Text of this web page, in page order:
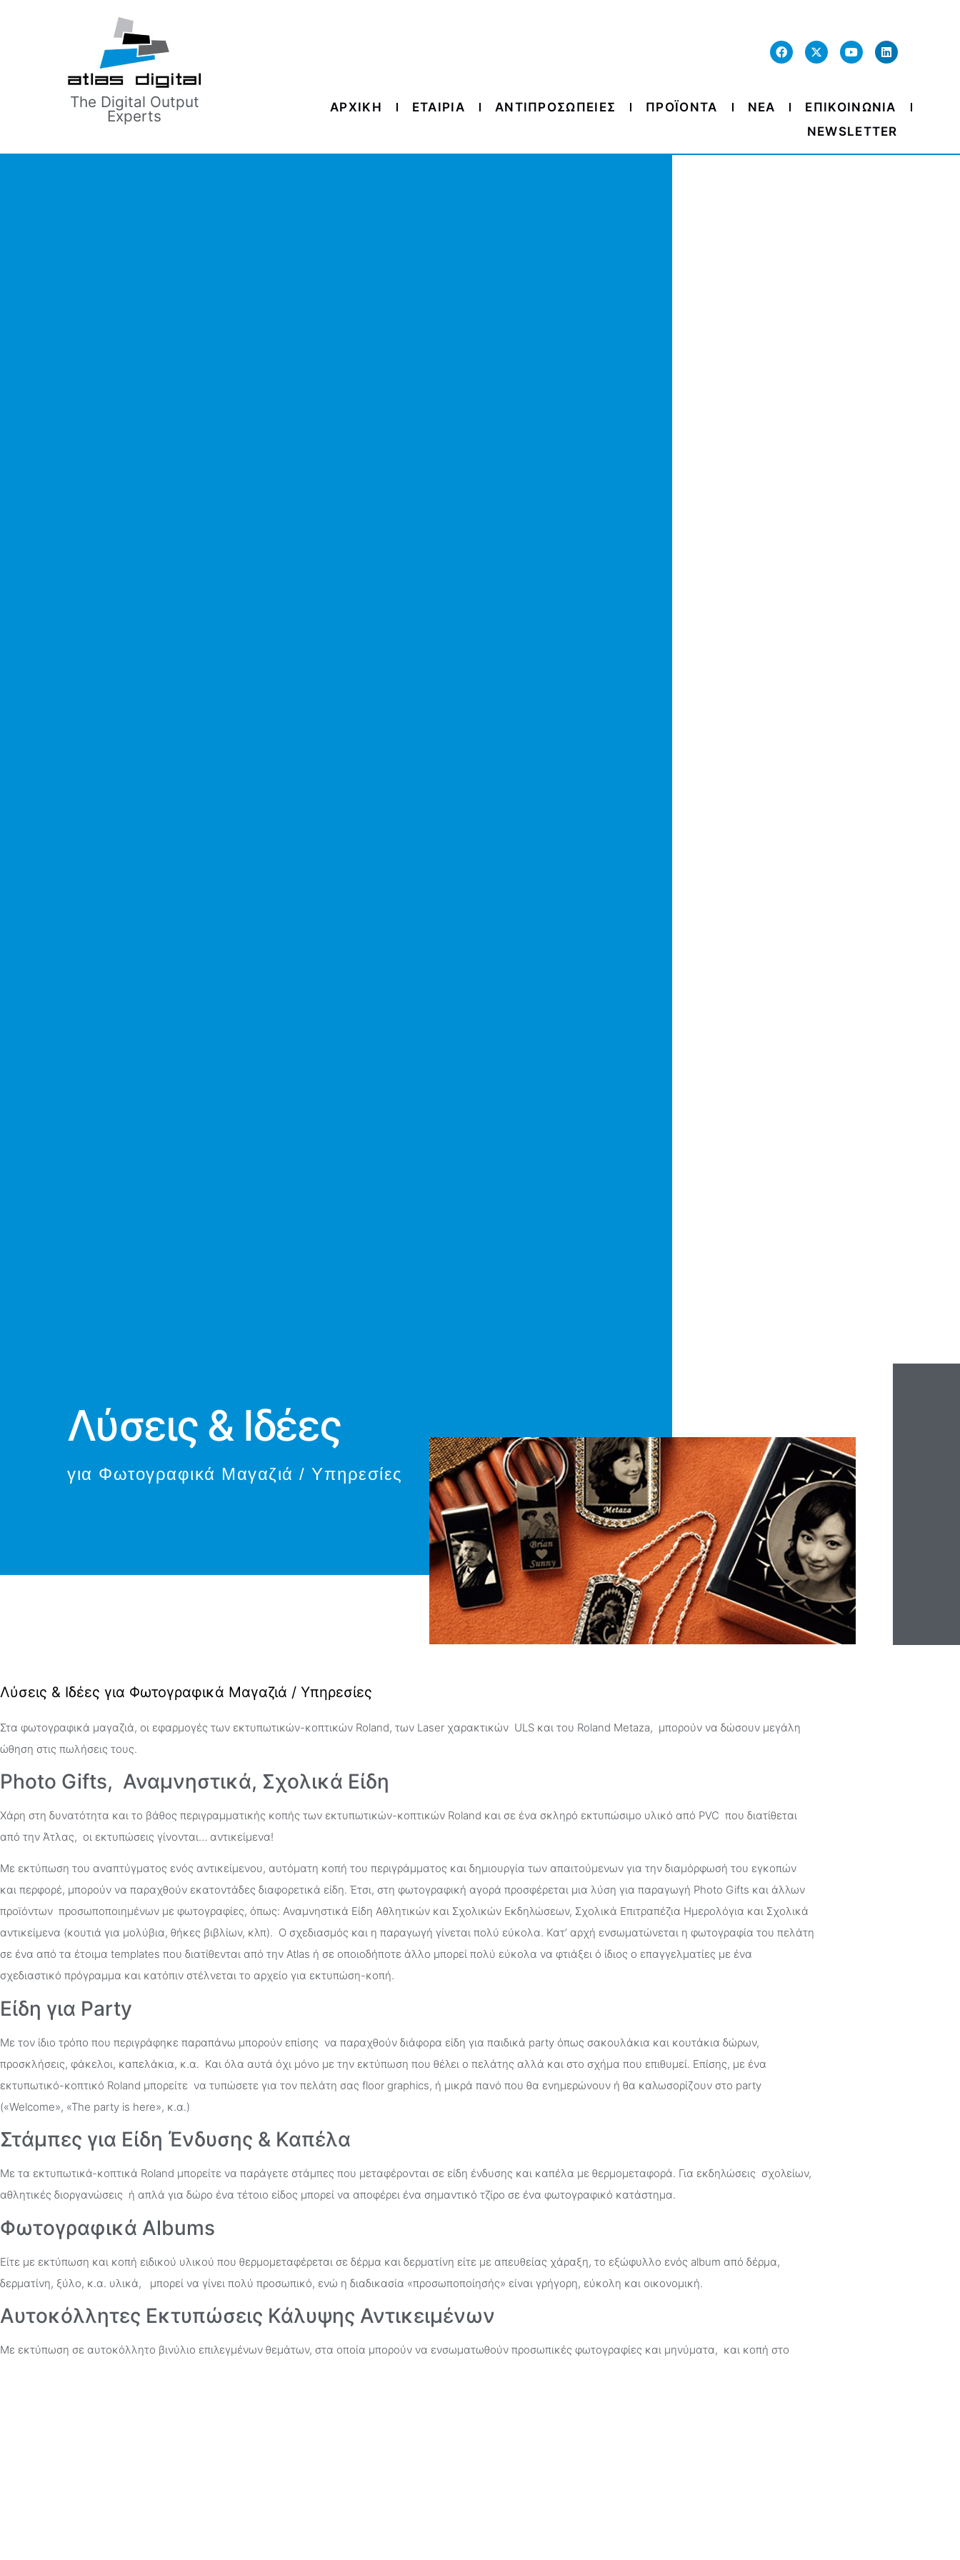
The Digital Output
Experts
ΑΡΧΙΚΗ ΕΤΑΙΡΙΑ ΑΝΤΙΠΡΟΣΩΠΕΙΕΣ ΠΡΟΪΟΝΤΑ ΝΕΑ
ΕΠΙΚΟΙΝΩΝΙΑ
NEWSLETTER
Λύσεις & Ιδέες
για Φωτογραφικά Μαγαζιά / Υπηρεσίες
Λύσεις & Ιδέες για Φωτογραφικά Μαγαζιά / Υπηρεσίες
Στα φωτογραφικά μαγαζιά, οι εφαρμογές των εκτυπωτικών-κοπτικών Roland, των Laser χαρακτικών ULS και του Roland Metaza, μπορούν να δώσουν μεγάλη
ώθηση στις πωλήσεις τους.
Photo Gifts, Αναμνηστικά, Σχολικά Είδη
Χάρη στη δυνατότητα και το βάθος περιγραμματικής κοπής των εκτυπωτικών-κοπτικών Roland και σε ένα σκληρό εκτυπώσιμο υλικό από PVC που διατίθεται
από την Άτλας, οι εκτυπώσεις γίνονται… αντικείμενα!
Με εκτύπωση του αναπτύγματος ενός αντικείμενου, αυτόματη κοπή του περιγράμματος και δημιουργία των απαιτούμενων για την διαμόρφωσή του εγκοπών
και περφορέ, μπορούν να παραχθούν εκατοντάδες διαφορετικά είδη. Έτσι, στη φωτογραφική αγορά προσφέρεται μια λύση για παραγωγή Photo Gifts και άλλων
προϊόντων προσωποποιημένων με φωτογραφίες, όπως: Αναμνηστικά Είδη Αθλητικών και Σχολικών Εκδηλώσεων, Σχολικά Επιτραπέζια Ημερολόγια και Σχολικά
αντικείμενα (κουτιά για μολύβια, θήκες βιβλίων, κλπ). Ο σχεδιασμός και η παραγωγή γίνεται πολύ εύκολα. Κατ’ αρχή ενσωματώνεται η φωτογραφία του πελάτη
σε ένα από τα έτοιμα templates που διατίθενται από την Atlas ή σε οποιοδήποτε άλλο μπορεί πολύ εύκολα να φτιάξει ό ίδιος ο επαγγελματίες με ένα
σχεδιαστικό πρόγραμμα και κατόπιν στέλνεται το αρχείο για εκτυπώση-κοπή.
Είδη για Party
Με τον ίδιο τρόπο που περιγράφηκε παραπάνω μπορούν επίσης να παραχθούν διάφορα είδη για παιδικά party όπως σακουλάκια και κουτάκια δώρων,
προσκλήσεις, φάκελοι, καπελάκια, κ.α. Και όλα αυτά όχι μόνο με την εκτύπωση που θέλει ο πελάτης αλλά και στο σχήμα που επιθυμεί. Επίσης, με ένα
εκτυπωτικό-κοπτικό Roland μπορείτε να τυπώσετε για τον πελάτη σας floor graphics, ή μικρά πανό που θα ενημερώνουν ή θα καλωσορίζουν στο party
(«Welcome», «The party is here», κ.α.)
Στάμπες για Είδη Ένδυσης & Καπέλα
Με τα εκτυπωτικά-κοπτικά Roland μπορείτε να παράγετε στάμπες που μεταφέρονται σε είδη ένδυσης και καπέλα με θερμομεταφορά. Για εκδηλώσεις σχολείων,
αθλητικές διοργανώσεις ή απλά για δώρο ένα τέτοιο είδος μπορεί να αποφέρει ένα σημαντικό τζίρο σε ένα φωτογραφικό κατάστημα.
Φωτογραφικά Albums
Είτε με εκτύπωση και κοπή ειδικού υλικού που θερμομεταφέρεται σε δέρμα και δερματίνη είτε με απευθείας χάραξη, το εξώφυλλο ενός album από δέρμα,
δερματίνη, ξύλο, κ.α. υλικά, μπορεί να γίνει πολύ προσωπικό, ενώ η διαδικασία «προσωποποίησής» είναι γρήγορη, εύκολη και οικονομική.
Αυτοκόλλητες Εκτυπώσεις Κάλυψης Αντικειμένων
Με εκτύπωση σε αυτοκόλλητο βινύλιο επιλεγμένων θεμάτων, στα οποία μπορούν να ενσωματωθούν προσωπικές φωτογραφίες και μηνύματα, και κοπή στο